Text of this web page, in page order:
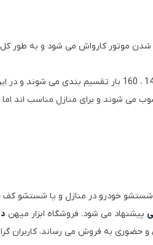
موتور کارواش می شود و به طور کل
یکی از روش های تشخیص کارواش صنعتی از کارواش خانگی توجه به فشار بار کارواش می باشد. دستگاه های کارواش به 180 ،
شستشو خودرو در منازل و یا شستشو کف
پیشنهاد می شود. فروشگاه ابزار میهن
و حضوری به فروش می رساند. کاربران